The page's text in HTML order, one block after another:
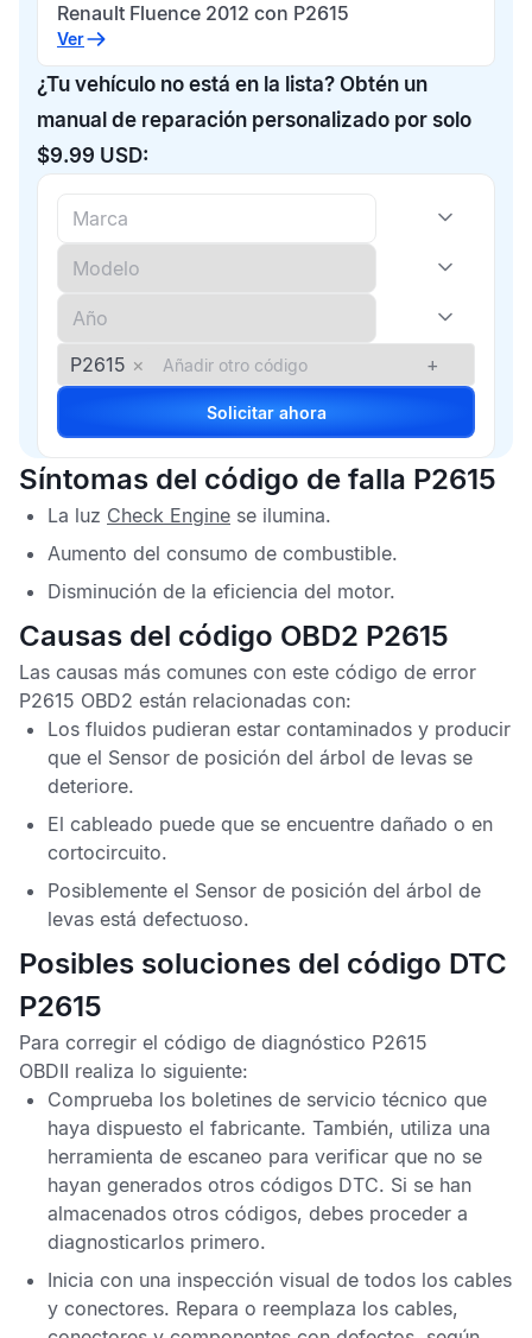
Renault Fluence 2012 con P2615
Ver
¿Tu vehículo no está en la lista? Obtén un
manual de reparación personalizado por solo
$9.99 USD:
P2615 × +
Solicitar ahora
Síntomas del código de falla P2615
La luz Check Engine se ilumina.
Aumento del consumo de combustible.
Disminución de la eficiencia del motor.
Causas del código OBD2 P2615
Las causas más comunes con este código de error
P2615 OBD2 están relacionadas con:
Los fluidos pudieran estar contaminados y producir
que el Sensor de posición del árbol de levas se
deteriore.
El cableado puede que se encuentre dañado o en
cortocircuito.
Posiblemente el Sensor de posición del árbol de
levas está defectuoso.
Posibles soluciones del código DTC
P2615
Para corregir el código de diagnóstico P2615
OBDII realiza lo siguiente:
Comprueba los boletines de servicio técnico que
haya dispuesto el fabricante. También, utiliza una
herramienta de escaneo para verificar que no se
hayan generados otros códigos DTC. Si se han
almacenados otros códigos, debes proceder a
diagnosticarlos primero.
Inicia con una inspección visual de todos los cables
y conectores. Repara o reemplaza los cables,